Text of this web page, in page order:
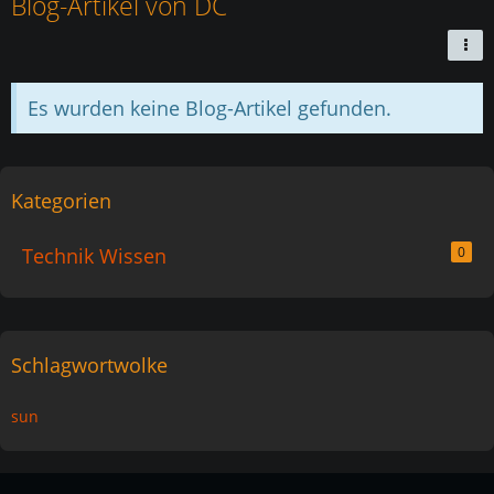
Es wurden keine Blog-Artikel gefunden.
Kategorien
Technik Wissen 0
Schlagwortwolke
sun